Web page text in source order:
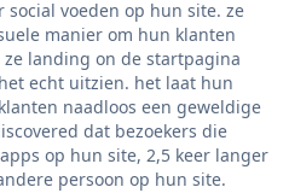
voeden op hun site. ze
manier om hun klanten
landing on de startpagina
echt uitzien. het laat hun
naadloos een geweldige
dat bezoekers die
op hun site, 2,5 keer langer
persoon op hun site.